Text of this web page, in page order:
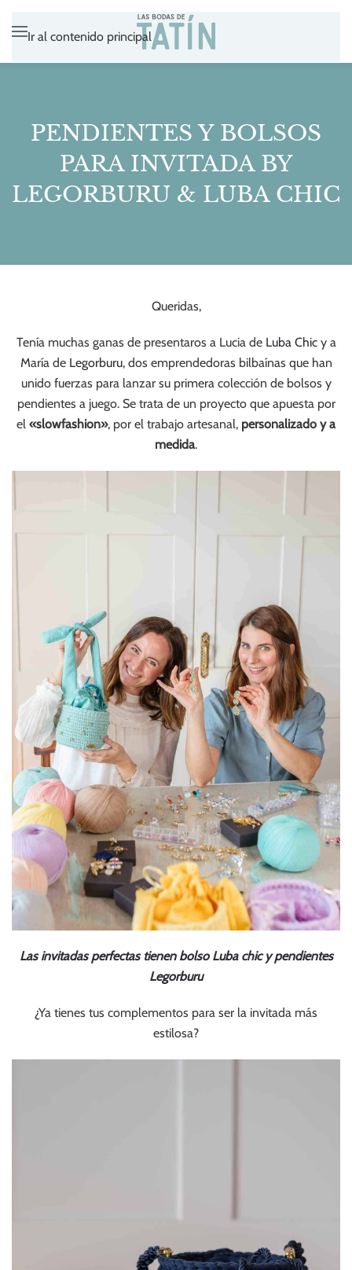
Ir al contenido principal
PENDIENTES Y BOLSOS
PARA INVITADA BY
LEGORBURU & LUBA CHIC
Queridas,
Tenía muchas ganas de presentaros a Lucia de Luba Chicy a
María de Legorburu, dos emprendedoras bilbaínas que han
unido fuerzas para lanzar su primera colección de bolsos y
pendientes a juego. Se trata de un proyecto que apuesta por
el «slowfashion», por el trabajo artesanal, personalizado y a
medida.
Las invitadas perfectas tienen bolso Luba chicy pendientes
Legorburu
¿Ya tienes tus complementos para ser la invitada más
estilosa?